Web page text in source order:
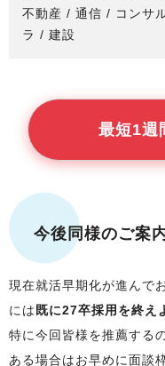
不動産 / 通信 / コンサ
ラ / 建設
最短1週
今後同様のご案
現在就活早期化が進んで
には 既に27卒採用を終え
特に今回 皆様を推薦する
ある場合はお早めに面談